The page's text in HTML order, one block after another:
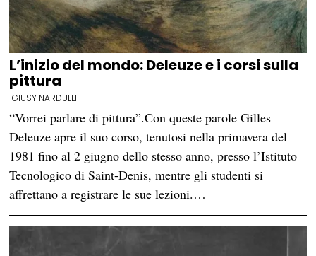
L’inizio del mondo: Deleuze e i corsi sulla
pittura
GIUSY NARDULLI
“Vorrei parlare di pittura”.Con queste parole Gilles
Deleuze apre il suo corso, tenutosi nella primavera del
1981 fino al 2 giugno dello stesso anno, presso l’Istituto
Tecnologico di Saint-Denis, mentre gli studenti si
affrettano a registrare le sue lezioni.…